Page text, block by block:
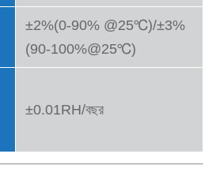
±2%(0-90% @25℃)/±3%
(90-100%@25℃)
±0.01RH/বছর